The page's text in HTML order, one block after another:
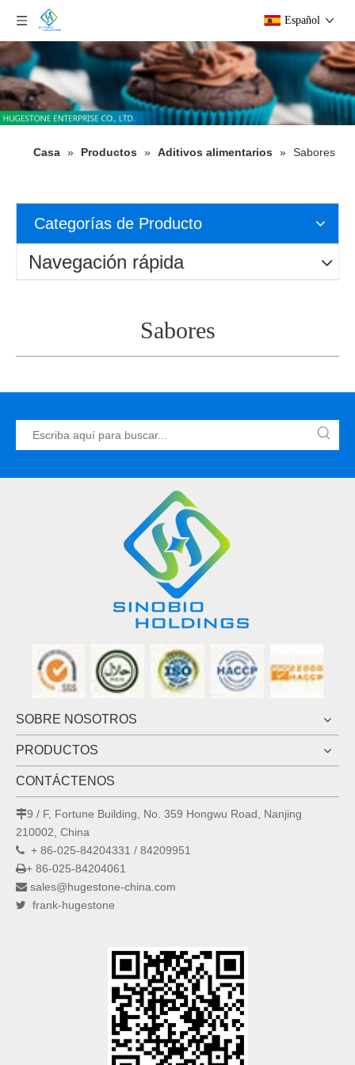
Español
Casa » Productos » Aditivos alimentarios » Sabores
Categorías de Producto
Navegación rápida
Sabores
SOBRE NOSOTROS
PRODUCTOS
CONTÁCTENOS
9 / F, Fortune Building, No. 359 Hongwu Road, Nanjing
210002, China
 + 86-025-84204331 / 84209951
+ 86-025-84204061
 sales@hugestone-china.com
 frank-hugestone